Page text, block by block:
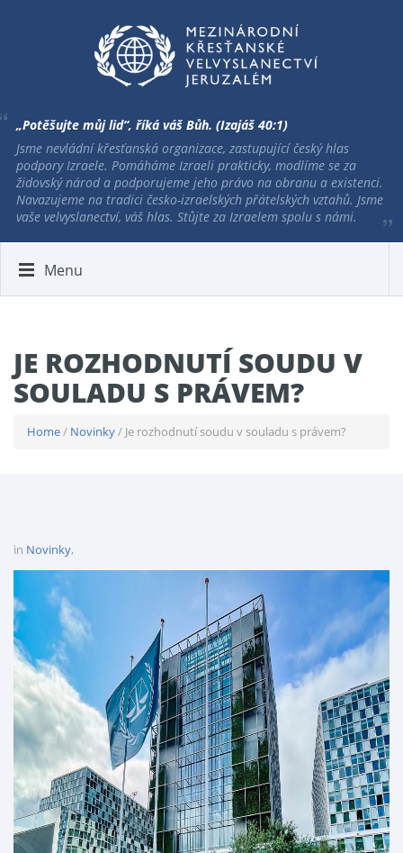
„Potěšujte můj lid“, říká váš Bůh. (Izajáš 40:1)
Jsme nevládní křesťanská organizace, zastupující český hlas
podpory Izraele. Pomáháme Izraeli prakticky, modlíme se za
židovský národ a podporujeme jeho právo na obranu a existenci.
Navazujeme na tradici česko-izraelských přátelských vztahů. Jsme
vaše velvyslanectví, váš hlas. Stůjte za Izraelem spolu s námi.
Menu
JE ROZHODNUTÍ SOUDU V
SOULADU S PRÁVEM?
Home/ Novinky/ Je rozhodnutí soudu v souladu s právem?
in Novinky,